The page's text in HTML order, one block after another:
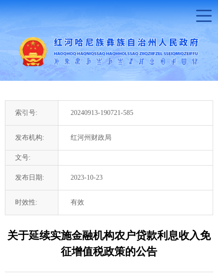
索引号: 20240913-190721-585
发布机构: 红河州财政局
文号:
发布日期: 2023-10-23
时效性: 有效
关于延续实施金融机构农户贷款利息收入免
征增值税政策的公告